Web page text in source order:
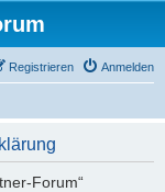
Anmelden
Registrieren
Forum“